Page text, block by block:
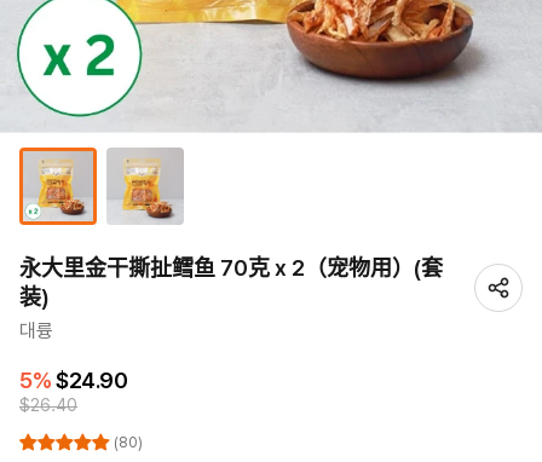
永大里金干撕扯鳕鱼 70克 x 2（宠物用）(套
装)
대륭
5%$24.90
$26.40
(80)